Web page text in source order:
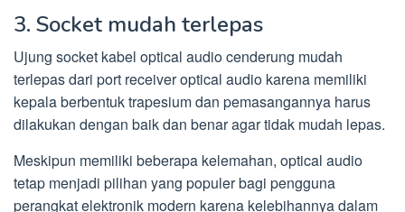
3. Socket mudah terlepas
Ujung socket kabel optical audio cenderung mudah
terlepas dari port receiver optical audio karena memiliki
kepala berbentuk trapesium dan pemasangannya harus
dilakukan dengan baik dan benar agar tidak mudah lepas.
Meskipun memiliki beberapa kelemahan, optical audio
tetap menjadi pilihan yang populer bagi pengguna
perangkat elektronik modern karena kelebihannya dalam